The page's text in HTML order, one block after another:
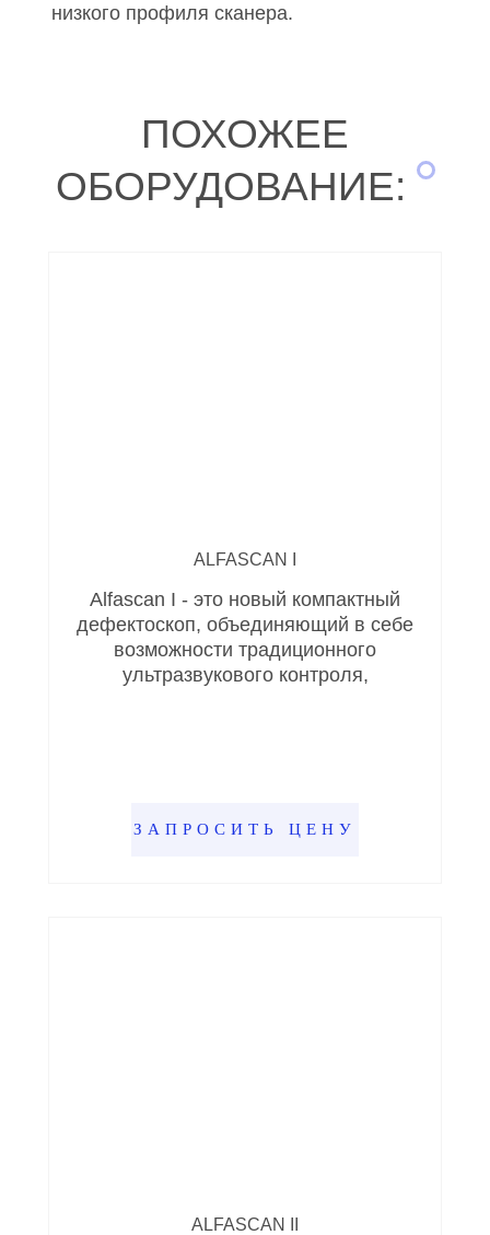
низкого профиля сканера.
ПОХОЖЕЕ
ОБОРУДОВАНИЕ:
ALFASCAN I
Alfascan I - это новый компактный
дефектоскоп, объединяющий в себе
возможности традиционного
ультразвукового контроля,
ЗАПРОСИТЬ ЦЕНУ
ALFASCAN II